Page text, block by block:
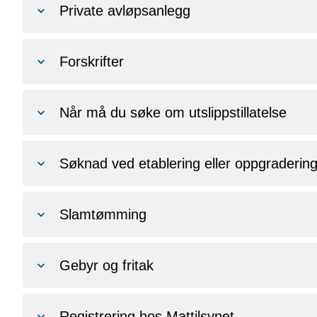
Private avløpsanlegg
Forskrifter
Når må du søke om utslippstillatelse
Søknad ved etablering eller oppgradering
Slamtømming
Gebyr og fritak